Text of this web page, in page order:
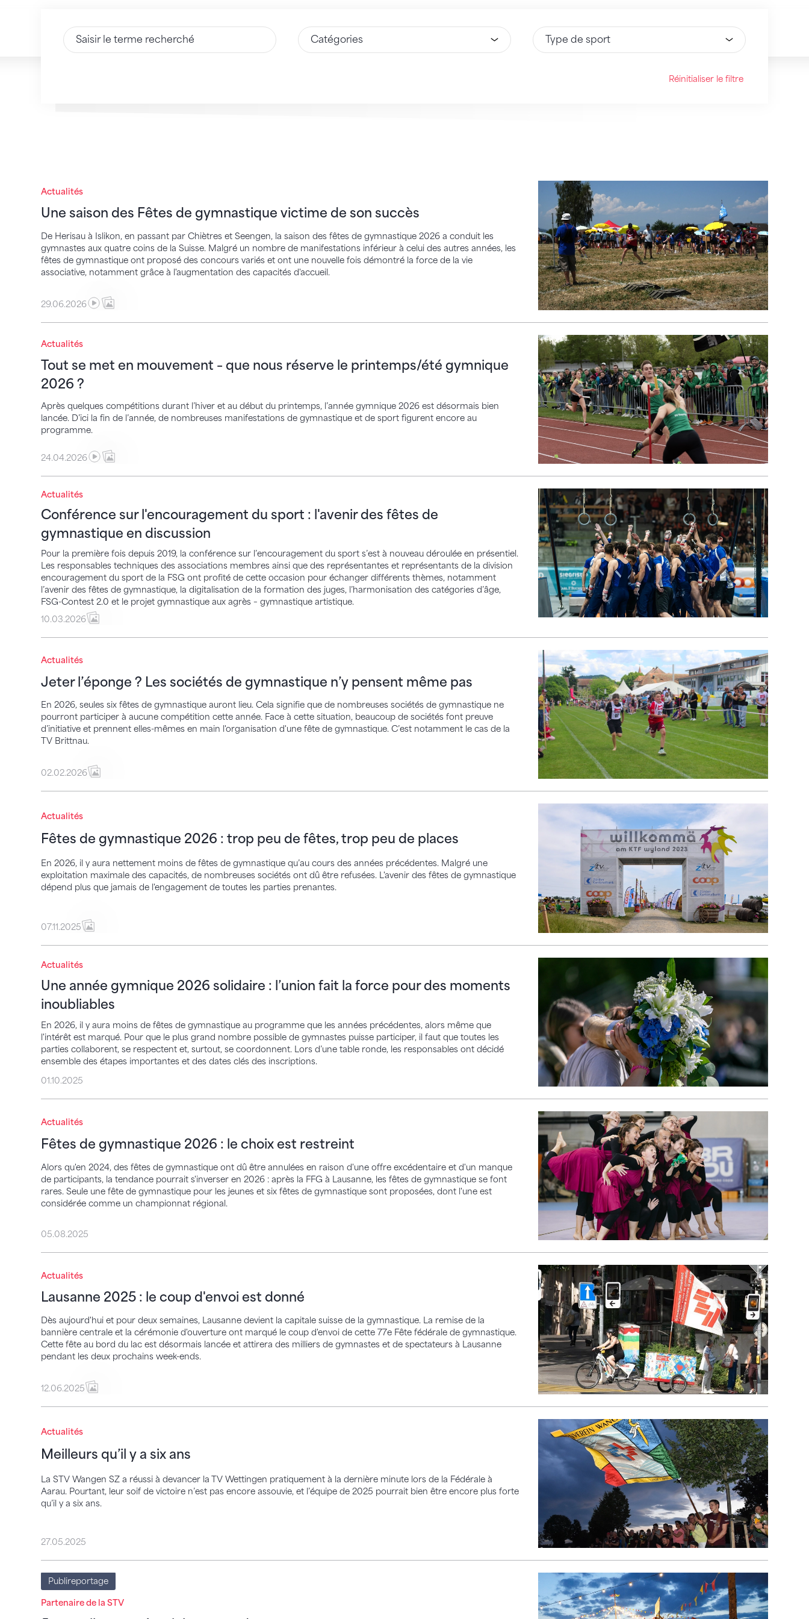
Saisir du texte Sélectionnez une option Sélectionnez une option
Réinitialiser le filtre
Actualités
Une saison des Fêtes de gymnastique victime de son succès
De Herisau à Islikon, en passant par Chiètres et Seengen, la saison des fêtes de gymnastique 2026 a conduit les
gymnastes aux quatre coins de la Suisse. Malgré un nombre de manifestations inférieur à celui des autres années, les
fêtes de gymnastique ont proposé des concours variés et ont une nouvelle fois démontré la force de la vie
associative, notamment grâce à l'augmentation des capacités d'accueil.
Une saison des Fêtes de gymnastique victime de son succès
29.06.2026
Actualités
Tout se met en mouvement – que nous réserve le printemps/été gymnique
2026 ?
Après quelques compétitions durant l’hiver et au début du printemps, l’année gymnique 2026 est désormais bien
lancée. D’ici la fin de l’année, de nombreuses manifestations de gymnastique et de sport figurent encore au
programme.
Tout se met en mouvement – que nous réserve le printemps/été gymnique 2026 ?
24.04.2026
Actualités
Conférence sur l'encouragement du sport : l'avenir des fêtes de
gymnastique en discussion
Pour la première fois depuis 2019, la conférence sur l’encouragement du sport s’est à nouveau déroulée en présentiel.
Les responsables techniques des associations membres ainsi que des représentantes et représentants de la division
encouragement du sport de la FSG ont profité de cette occasion pour échanger différents thèmes, notamment
l’avenir des fêtes de gymnastique, la digitalisation de la formation des juges, l’harmonisation des catégories d’âge,
FSG-Contest 2.0 et le projet gymnastique aux agrès – gymnastique artistique.
Conférence sur l'encouragement du sport : l'avenir des fêtes de gymnastique en discussion
10.03.2026
Actualités
Jeter l’éponge ? Les sociétés de gymnastique n’y pensent même pas
En 2026, seules six fêtes de gymnastique auront lieu. Cela signifie que de nombreuses sociétés de gymnastique ne
pourront participer à aucune compétition cette année. Face à cette situation, beaucoup de sociétés font preuve
d’initiative et prennent elles-mêmes en main l'organisation d'une fête de gymnastique. C’est notamment le cas de la
TV Brittnau.
Jeter l’éponge ? Les sociétés de gymnastique n’y pensent même pas
02.02.2026
Actualités
Fêtes de gymnastique 2026 : trop peu de fêtes, trop peu de places
En 2026, il y aura nettement moins de fêtes de gymnastique qu’au cours des années précédentes. Malgré une
exploitation maximale des capacités, de nombreuses sociétés ont dû être refusées. L'avenir des fêtes de gymnastique
dépend plus que jamais de l'engagement de toutes les parties prenantes.
Fêtes de gymnastique 2026 : trop peu de fêtes, trop peu de places
07.11.2025
Actualités
Une année gymnique 2026 solidaire : l’union fait la force pour des moments
inoubliables
En 2026, il y aura moins de fêtes de gymnastique au programme que les années précédentes, alors même que
l'intérêt est marqué. Pour que le plus grand nombre possible de gymnastes puisse participer, il faut que toutes les
parties collaborent, se respectent et, surtout, se coordonnent. Lors d’une table ronde, les responsables ont décidé
ensemble des étapes importantes et des dates clés des inscriptions.
Une année gymnique 2026 solidaire : l’union fait la force pour des moments inoubliables
01.10.2025
Actualités
Fêtes de gymnastique 2026 : le choix est restreint
Alors qu'en 2024, des fêtes de gymnastique ont dû être annulées en raison d'une offre excédentaire et d'un manque
de participants, la tendance pourrait s'inverser en 2026 : après la FFG à Lausanne, les fêtes de gymnastique se font
rares. Seule une fête de gymnastique pour les jeunes et six fêtes de gymnastique sont proposées, dont l'une est
considérée comme un championnat régional.
Fêtes de gymnastique 2026 : le choix est restreint
05.08.2025
Actualités
Lausanne 2025 : le coup d'envoi est donné
Dès aujourd'hui et pour deux semaines, Lausanne devient la capitale suisse de la gymnastique. La remise de la
bannière centrale et la cérémonie d'ouverture ont marqué le coup d'envoi de cette 77e Fête fédérale de gymnastique.
Cette fête au bord du lac est désormais lancée et attirera des milliers de gymnastes et de spectateurs à Lausanne
pendant les deux prochains week-ends.
Lausanne 2025 : le coup d'envoi est donné
12.06.2025
Actualités
Meilleurs qu’il y a six ans
La STV Wangen SZ a réussi à devancer la TV Wettingen pratiquement à la dernière minute lors de la Fédérale à
Aarau. Pourtant, leur soif de victoire n’est pas encore assouvie, et l’équipe de 2025 pourrait bien être encore plus forte
qu’il y a six ans.
Meilleurs qu’il y a six ans
27.05.2025
Publireportage
Partenaire de la STV
5 conseils pour réussir la promo de vos events